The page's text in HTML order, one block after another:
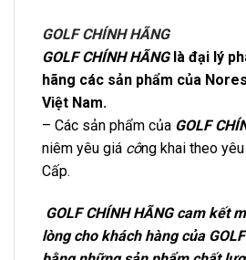
GOLF CHÍNH HÃNG
GOLF CHÍNH HÃNGlà đại lý
hãng các sản phẩm của
Việt Nam.
– Các sản phẩm của GOLF
niêm yêu giá công khai theo
Cấp.
GOLF CHÍNH HÃNG cam kết
lòng cho khách hàng của